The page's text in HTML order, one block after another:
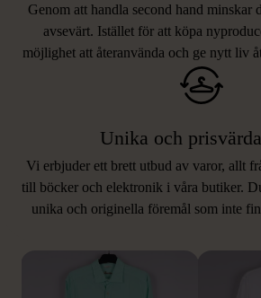
Genom att handla second hand minskar
avsevärt. Istället för att köpa
möjlighet att återanvända och ge nytt liv
Unika och
Vi erbjuder ett brett utbud av varor, allt
till böcker och elektronik i våra butiker.
unika och originella föremål som inte
LIKNANDE
Hitta produkter som